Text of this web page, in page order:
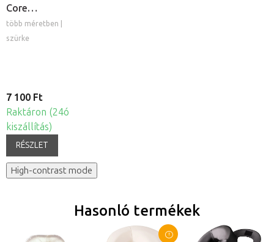
Core
félhengerpárna
több méretben |
szürke
7 100 Ft
Raktáron (24ó
kiszállítás)
RÉSZLET
High-contrast mode
Hasonló termékek